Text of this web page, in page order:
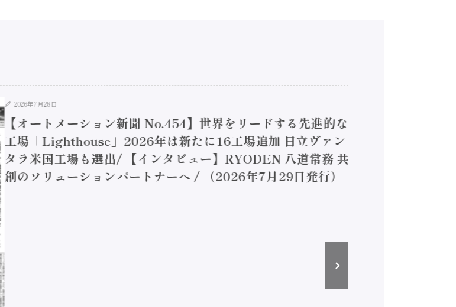
2026年7月28日
【オートメーション新聞 No.454】世界をリードする先進的な
工場「Lighthouse」2026年は新たに16工場追加 日立ヴァン
タラ米国工場も選出/ 【インタビュー】RYODEN 八道常務 共
創のソリューションパートナーへ / （2026年7月29日発行）